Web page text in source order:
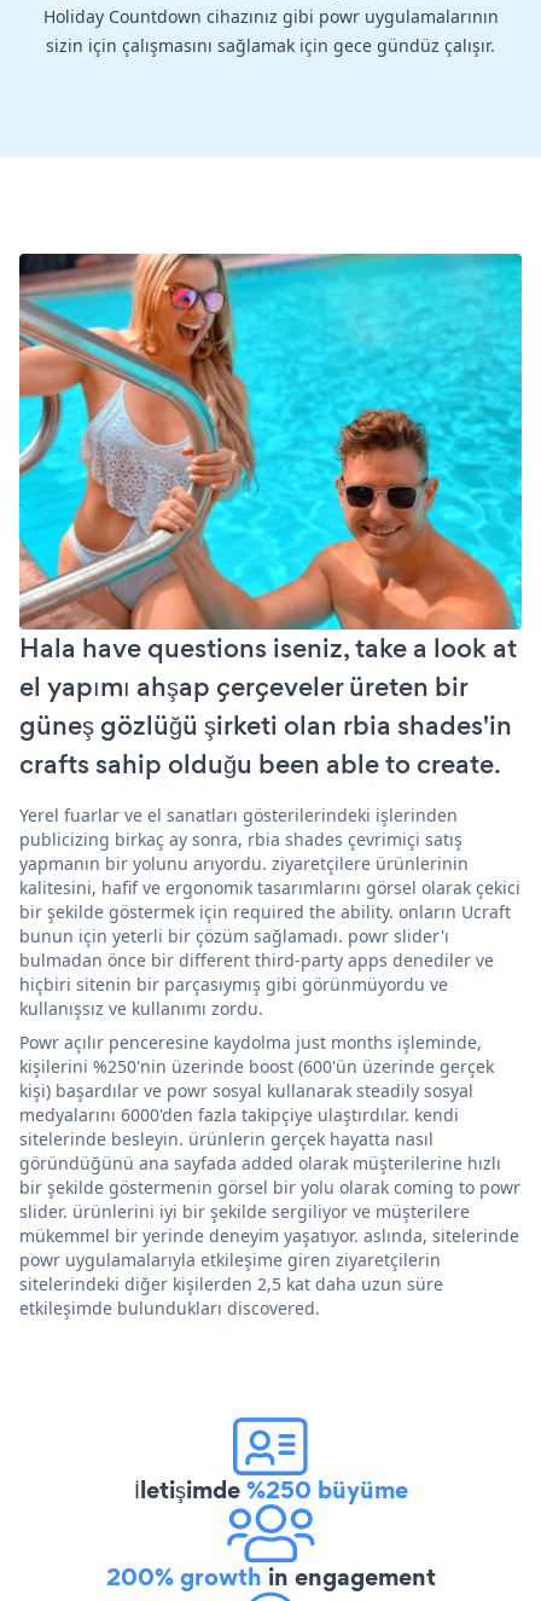
Holiday Countdown cihazınız gibi powr uygulamalarının
sizin için çalışmasını sağlamak için gece gündüz çalışır.
Hala have questions iseniz, take a look at
el yapımı ahşap çerçeveler üreten bir
güneş gözlüğü şirketi olan rbia shades'in
crafts sahip olduğu been able to create.
Yerel fuarlar ve el sanatları gösterilerindeki işlerinden
publicizing birkaç ay sonra, rbia shades çevrimiçi satış
yapmanın bir yolunu arıyordu. ziyaretçilere ürünlerinin
kalitesini, hafif ve ergonomik tasarımlarını görsel olarak çekici
bir şekilde göstermek için required the ability. onların Ucraft
bunun için yeterli bir çözüm sağlamadı. powr slider'ı
bulmadan önce bir different third-party apps denediler ve
hiçbiri sitenin bir parçasıymış gibi görünmüyordu ve
kullanışsız ve kullanımı zordu.
Powr açılır penceresine kaydolma just months işleminde,
kişilerini %250'nin üzerinde boost (600'ün üzerinde gerçek
kişi) başardılar ve powr sosyal kullanarak steadily sosyal
medyalarını 6000'den fazla takipçiye ulaştırdılar. kendi
sitelerinde besleyin. ürünlerin gerçek hayatta nasıl
göründüğünü ana sayfada added olarak müşterilerine hızlı
bir şekilde göstermenin görsel bir yolu olarak coming to powr
slider. ürünlerini iyi bir şekilde sergiliyor ve müşterilere
mükemmel bir yerinde deneyim yaşatıyor. aslında, sitelerinde
powr uygulamalarıyla etkileşime giren ziyaretçilerin
sitelerindeki diğer kişilerden 2,5 kat daha uzun süre
etkileşimde bulundukları discovered.
İletişimde%250 büyüme
200% growth in engagement